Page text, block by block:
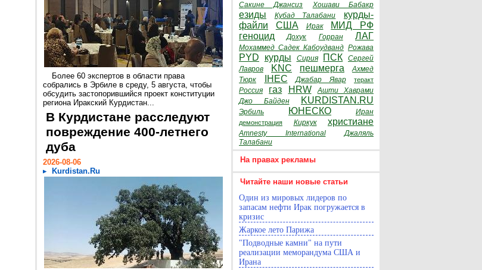
Более 60 экспертов в области права
собрались в Эрбиле в среду, 5 августа, чтобы
обсудить застопорившийся проект конституции
региона Иракский Курдистан...
В Курдистане расследуют
повреждение 400-летнего
дуба
2026-08-06
Kurdistan.Ru
Сакине Джансиз Хошави Бабакр
езиды Кубад Талабани
курды-
файли
США Ирак
МИД РФ
геноцид
Дохук Горран ЛАГ
Мохаммед Садек Кабоудванд Рожава
PYD курды Сирия ПСК
Сергей
Лавров
KNC пешмерга
Ахмед
Тюрк
IHEC Джабар Явар теракт
Россия газ HRW
Ашти Хаврами
Джо Байден
KURDISTAN.RU
Эрбиль ЮНЕСКО Иран
демонстрация Киркук христиане
Amnesty International
Джаляль
Талабани
На правах рекламы
Читайте наши новые статьи
Один из мировых лидеров по
запасам нефти Ирак погружается в
кризис
Жаркое лето Парижа
"Подводные камни" на пути
реализации меморандума США и
Ирана